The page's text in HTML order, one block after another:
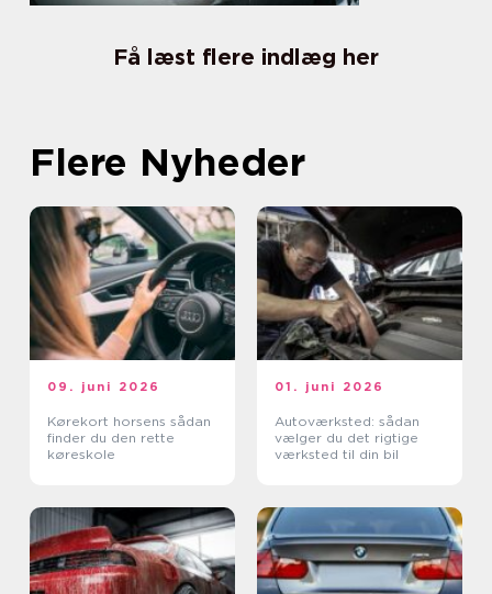
Få læst flere indlæg her
Flere Nyheder
09. juni 2026
Kørekort horsens sådan
finder du den rette
køreskole
01. juni 2026
Autoværksted: sådan
vælger du det rigtige
værksted til din bil